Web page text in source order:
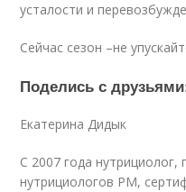
усталости и
Сейчас сезон –не
Поделись с
Екатерина Дидык
С 2007 года нутрициолог,
нутрициологов РМ,